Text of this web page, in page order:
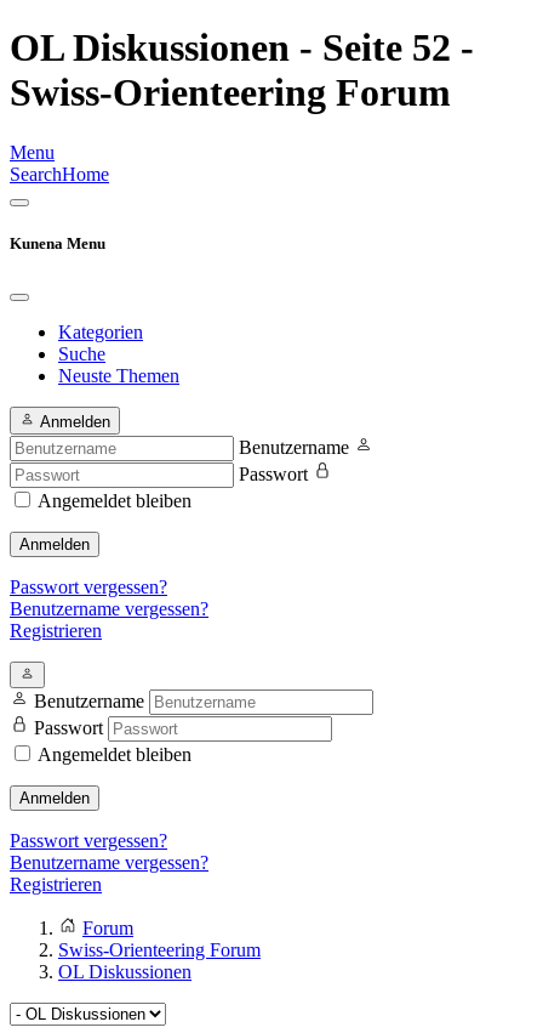
OL Diskussionen - Seite 52 -
Swiss-Orienteering Forum
Menu
SearchHome
Kunena Menu
Kategorien
Suche
Neuste Themen
Anmelden
Benutzername
Passwort
Angemeldet bleiben
Anmelden
Passwort vergessen?
Benutzername vergessen?
Registrieren
Benutzername
Passwort
Angemeldet bleiben
Anmelden
Passwort vergessen?
Benutzername vergessen?
Registrieren
Forum
Swiss-Orienteering Forum
OL Diskussionen